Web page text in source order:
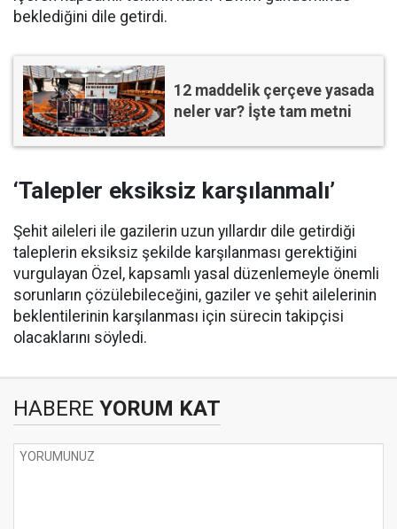
beklediğini dile getirdi.
12 maddelik çerçeve yasada
neler var? İşte tam metni
‘Talepler eksiksiz karşılanmalı’
Şehit aileleri ile gazilerin uzun yıllardır dile getirdiği
taleplerin eksiksiz şekilde karşılanması gerektiğini
vurgulayan Özel, kapsamlı yasal düzenlemeyle önemli
sorunların çözülebileceğini, gaziler ve şehit ailelerinin
beklentilerinin karşılanması için sürecin takipçisi
olacaklarını söyledi.
HABERE YORUM KAT